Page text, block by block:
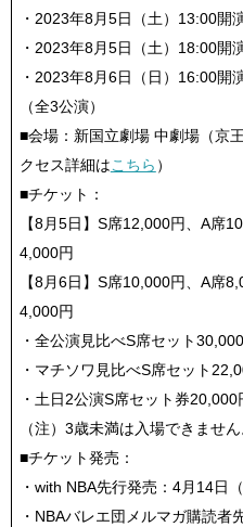
・2023年8月5日（土）13:00開
・2023年8月5日（土）18:00
・2023年8月6日（日）16:00開
（全3公演）
■会場：新国立劇場 中劇場（京
クセス詳細はこちら ）
■チケット：
【8月5日】S席12,000円、A席
4,000円
【8月6日】S席10,000円、A席
4,000円
・全公演見比べS席セット
・マチソワ見比べS席セット
・土日2公演S席セット券20,000
（注）3歳未満は入場できません
■チケット発売：
・with NBA先行発売：4月14日（
・NBAバレエ団メルマガ購読者